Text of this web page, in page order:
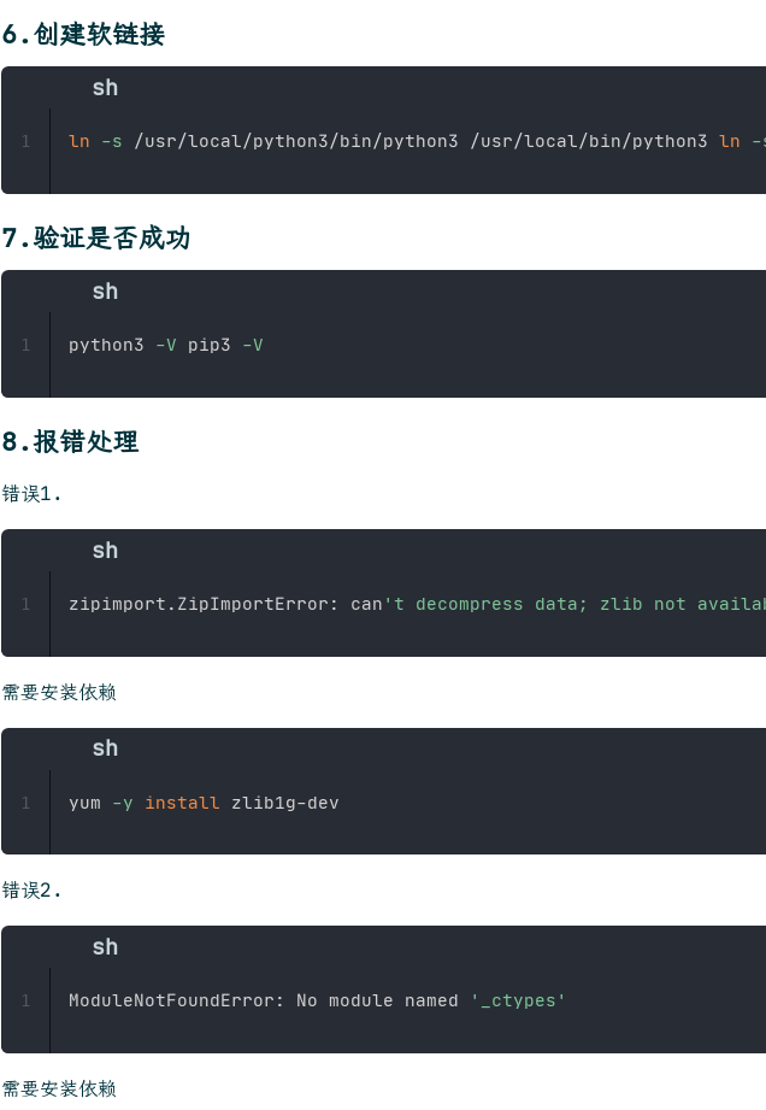
6.创建软链接
ln -s /usr/local/python3/bin/python3 /usr/local/bin/python3 ln -
1
7.验证是否成功
python3 -V pip3 -V
1
8.报错处理
错误1.
zipimport.ZipImportError: can 't decompress data; zlib not
1
需要安装依赖
yum -y install
1
错误2.
ModuleNotFoundError: No module named '_ctypes'
1
需要安装依赖